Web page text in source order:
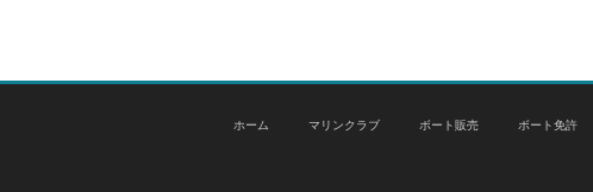
ホーム マリンクラブ ボート販売 ボート免許